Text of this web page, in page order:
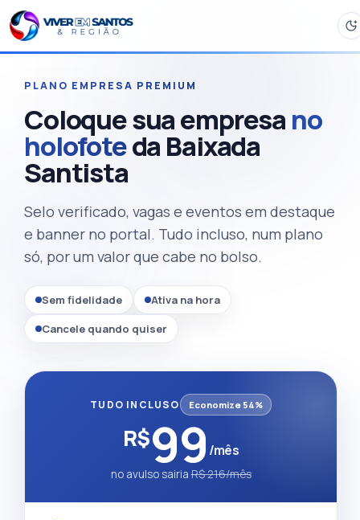
PLANO EMPRESA PREMIUM
Coloque sua empresa no
holofoteda Baixada
Santista
Selo verificado, vagas e eventos em destaque
e banner no portal. Tudo incluso, num plano
só, por um valor que cabe no bolso.
Sem fidelidade
Ativa na hora
Cancele quando quiser
TUDO INCLUSO Economize 54%
R$99 /mês
no avulso sairiaR$ 216/mês